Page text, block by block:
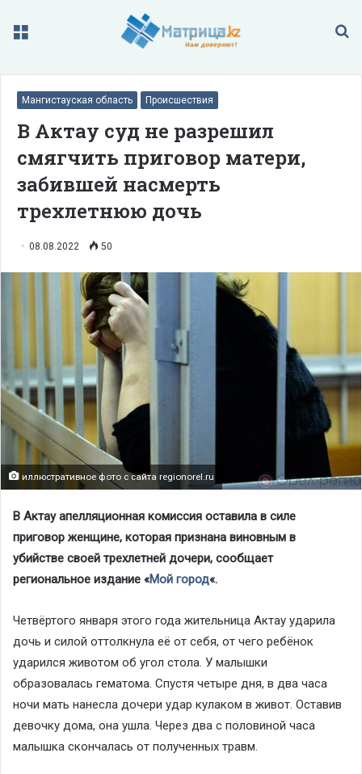
Меню
Мангистауская область Происшествия
В Актау суд не разрешил
смягчить приговор матери,
забившей насмерть
трехлетнюю дочь
08.08.2022 50
иллюстративное фото с сайта regionorel.ru
В Актау апелляционная комиссия оставила в силе
приговор женщине, которая признана виновным в
убийстве своей трехлетней дочери, сообщает
региональное издание «Мой город«.
Четвёртого января этого года жительница Актау ударила
дочь и силой оттолкнула её от себя, от чего ребёнок
ударился животом об угол стола. У малышки
образовалась гематома. Спустя четыре дня, в два часа
ночи мать нанесла дочери удар кулаком в живот. Оставив
девочку дома, она ушла. Через два с половиной часа
малышка скончалась от полученных травм.